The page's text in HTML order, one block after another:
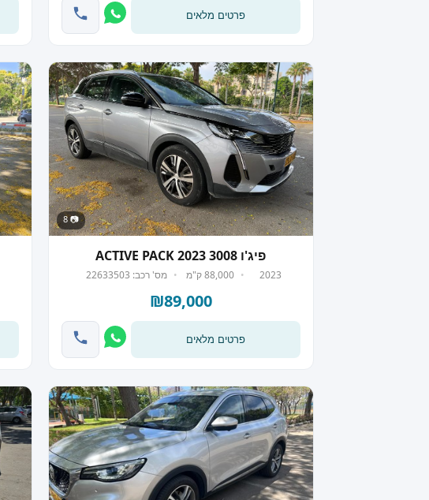
פרטים מלאים
📷 8
פיג'ו 3008 ACTIVE PACK 2023
2023 88,000 ק"מ מס' רכב: 22633503
₪89,000
פרטים מלאים